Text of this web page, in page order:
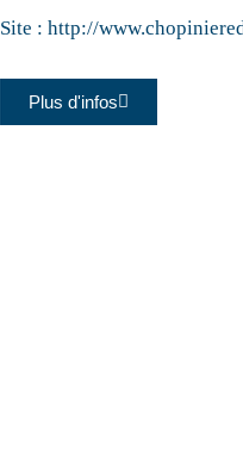
Site : http://
Plus d'infos